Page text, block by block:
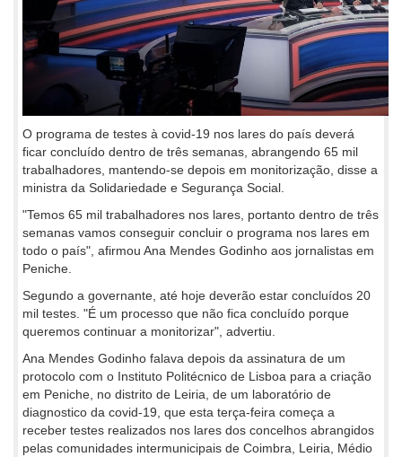
O programa de testes à covid-19 nos lares do país deverá
ficar concluído dentro de três semanas, abrangendo 65 mil
trabalhadores, mantendo-se depois em monitorização, disse a
ministra da Solidariedade e Segurança Social.
"Temos 65 mil trabalhadores nos lares, portanto dentro de três
semanas vamos conseguir concluir o programa nos lares em
todo o país", afirmou Ana Mendes Godinho aos jornalistas em
Peniche.
Segundo a governante, até hoje deverão estar concluídos 20
mil testes. "É um processo que não fica concluído porque
queremos continuar a monitorizar", advertiu.
Ana Mendes Godinho falava depois da assinatura de um
protocolo com o Instituto Politécnico de Lisboa para a criação
em Peniche, no distrito de Leiria, de um laboratório de
diagnostico da covid-19, que esta terça-feira começa a
receber testes realizados nos lares dos concelhos abrangidos
pelas comunidades intermunicipais de Coimbra, Leiria, Médio